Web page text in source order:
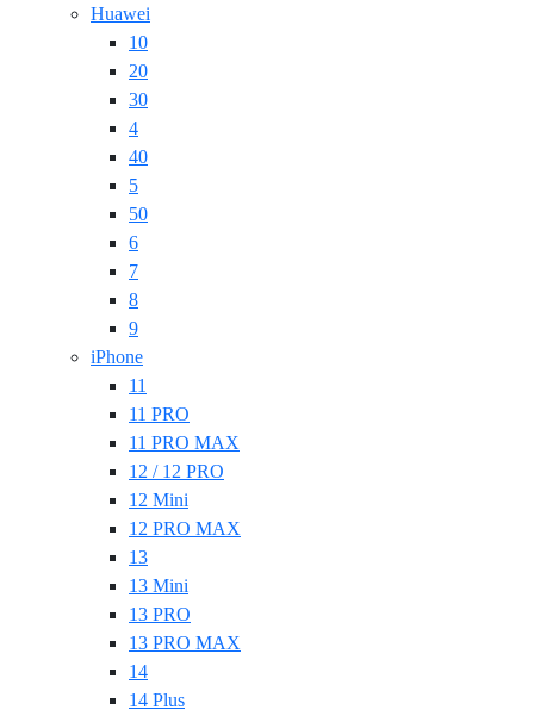
Huawei
10
20
30
4
40
5
50
6
7
8
9
iPhone
11
11 PRO
11 PRO MAX
12 / 12 PRO
12 Mini
12 PRO MAX
13
13 Mini
13 PRO
13 PRO MAX
14
14 Plus